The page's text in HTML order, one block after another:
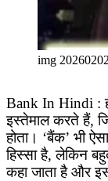
img
Bank In Hindi :
इस्तेमाल करते हैं,
होता। ‘बैंक’ भी
हिस्सा है, लेकिन
कहा जाता है और